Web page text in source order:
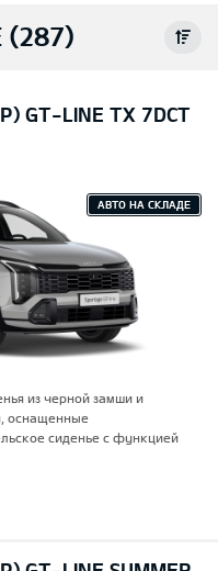
GT-LINE TX 7DCT
АВТО НА СКЛАДЕ
из черной замши и
оснащенные
сиденье с функцией